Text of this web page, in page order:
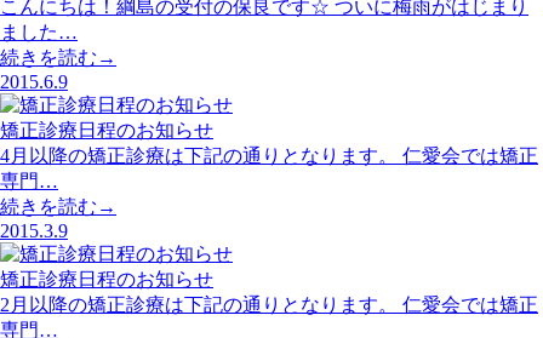
こんにちは！綱島の受付の保良です☆ ついに梅雨がはじまり
ました…
続きを読む→
2015.6.9
矯正診療日程のお知らせ
4月以降の矯正診療は下記の通りとなります。 仁愛会では矯正
専門…
続きを読む→
2015.3.9
矯正診療日程のお知らせ
2月以降の矯正診療は下記の通りとなります。 仁愛会では矯正
専門…